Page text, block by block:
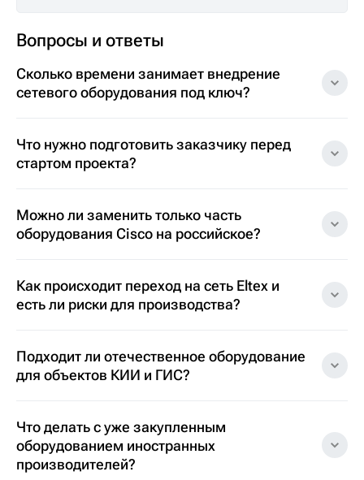
Вопросы и ответы
Сколько времени занимает внедрение
сетевого оборудования под ключ?
Что нужно подготовить заказчику перед
стартом проекта?
Можно ли заменить только часть
оборудования Cisco на российское?
Как происходит переход на сеть Eltex и
есть ли риски для производства?
Подходит ли отечественное оборудование
для объектов КИИ и ГИС?
Что делать с уже закупленным
оборудованием иностранных
производителей?